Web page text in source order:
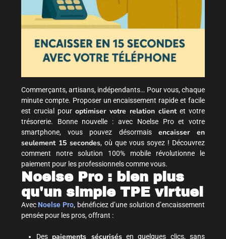
Commerçants, artisans, indépendants… Pour vous, chaque
minute compte. Proposer un encaissement rapide et facile
est crucial pour optimiser votre relation clientet votre
trésorerie. Bonne nouvelle : avec Noelse Pro et votre
smartphone, vous pouvez désormais encaisser en
seulement 15 secondes, où que vous soyez ! Découvrez
comment notre solution 100% mobile révolutionne le
paiement pour les professionnels comme vous.
Noelse Pro : bien plus
qu'un simple TPE virtuel
Avec Noelse Pro, bénéficiez d’une solution d’encaissement
pensée pour les pros, offrant :
Des paiements sécurisésen quelques clics, sans